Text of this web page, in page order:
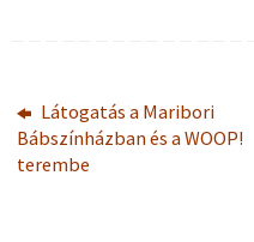
Látogatás a Maribori
Bábszínházban és a WOOP!
terembe